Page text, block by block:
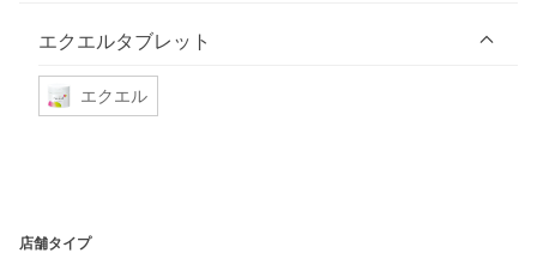
エクエルタブレット
エクエル
店舗タイプ